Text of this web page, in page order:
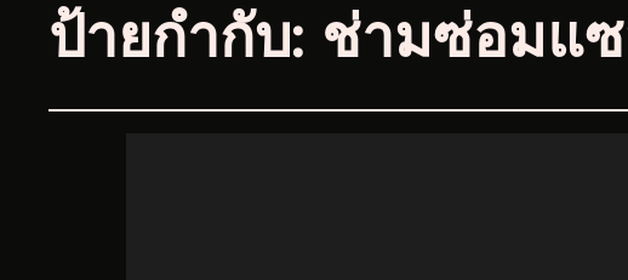
ป้ายกำกับ: ช่ามซ่อมแ